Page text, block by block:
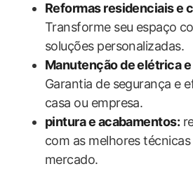
Reformas​ residenciais e
Transforme seu espaço
soluções‍ personalizadas.
Manutenção de elétrica
Garantia de segurança ‍e
casa ou empresa.
pintura e acabamentos:
com as​ melhores
mercado.